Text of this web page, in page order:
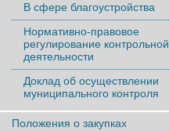
В сфере благоустройства
Нормативно-правовое
регулирование контрольной
деятельности
Доклад об осуществлении
муниципального контроля
Положения о закупках